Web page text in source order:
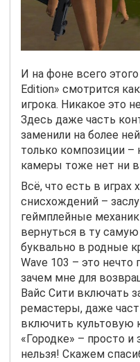
И на фоне всего
Edition» смотрится
игрока. Никакое это
Здесь даже часть
заменили на более
только композиции –
камеры тоже нет ни в
Всё, что есть в играх
снисхождений –
геймплейные
вернуться в ту
буквально в родные
Wave 103 – это нечто
зачем мне для
Вайс Сити включать
ремастеры, даже
включить культовую
«Городке» – просто
нельзя! Скажем